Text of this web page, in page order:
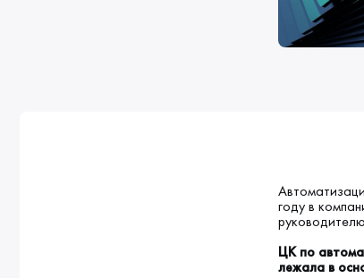
году в
ЦК по
лежала в